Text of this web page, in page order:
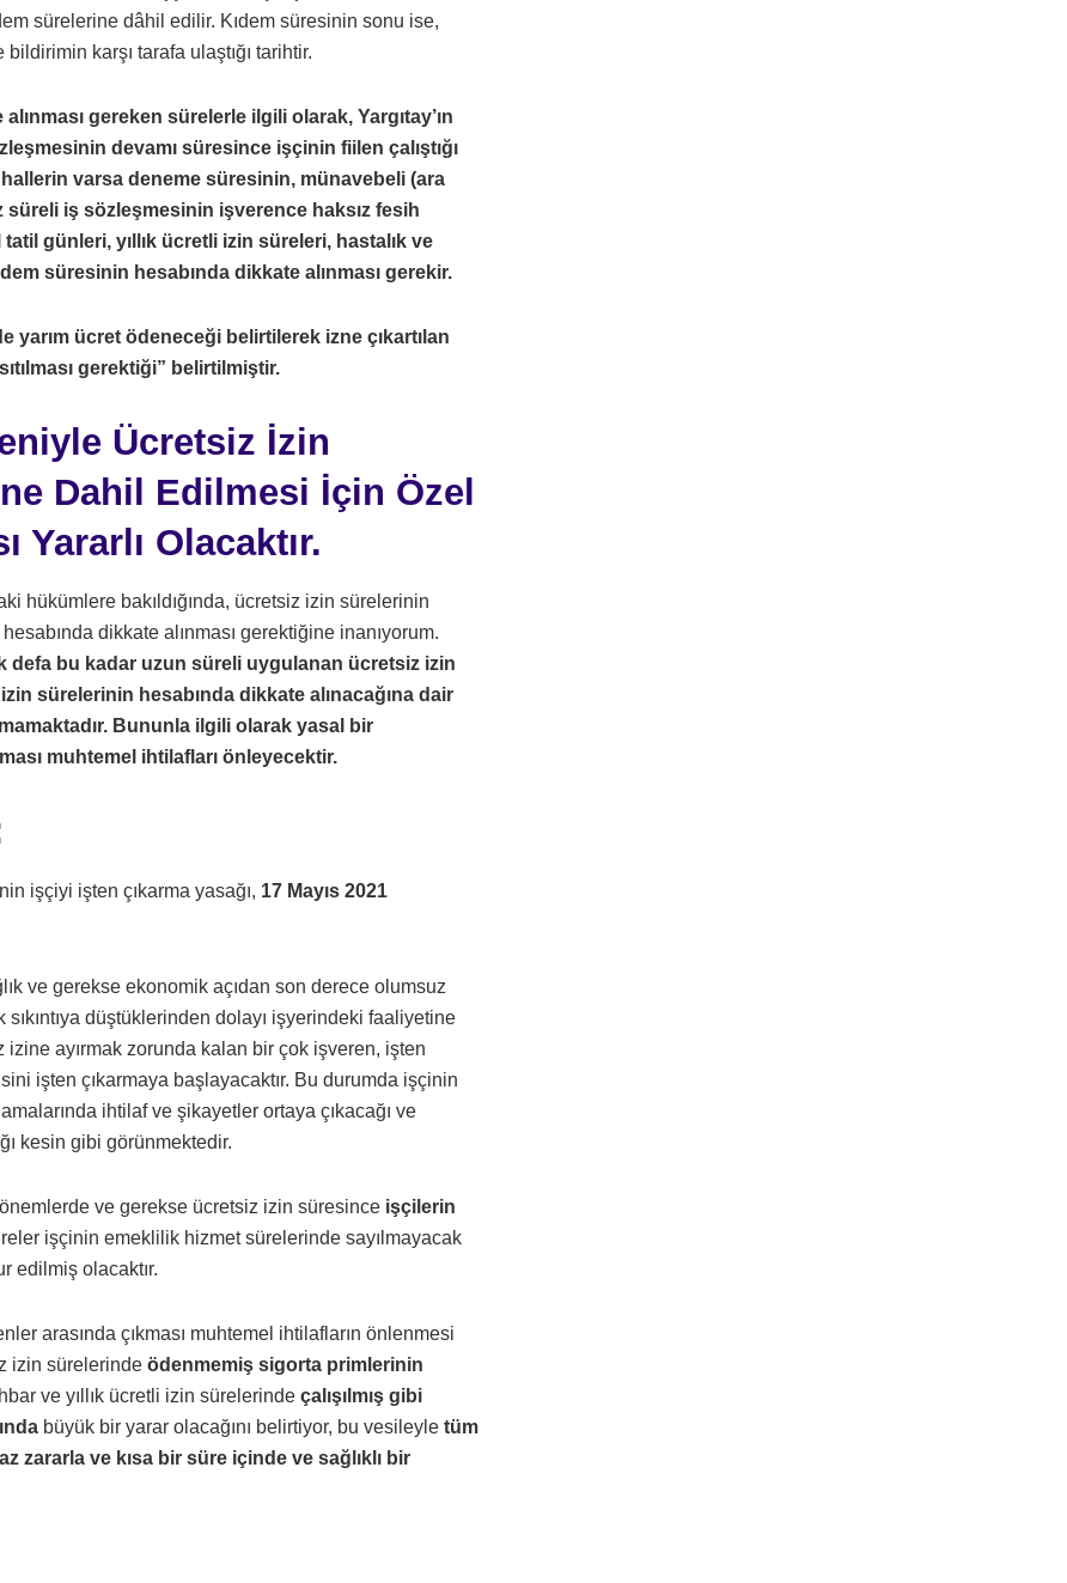
sürelerine dâhil edilir. Kıdem süresinin sonu ise,
karşı tarafa ulaştığı tarihtir.
gereken sürelerle ilgili olarak, Yargıtay’ın
devamı süresince işçinin fiilen çalıştığı
varsa deneme süresinin, münavebeli (ara
iş sözleşmesinin işverence haksız fesih
günleri, yıllık ücretli izin süreleri, hastalık ve
süresinin hesabında dikkate alınması gerekir.
yarım ücret ödeneceği belirtilerek izne çıkartılan
gerektiği” belirtilmiştir.
Ücretsiz İzin
Dahil Edilmesi İçin Özel
Yararlı Olacaktır.
hükümlere bakıldığında, ücretsiz izin sürelerinin
dikkate alınması gerektiğine inanıyorum.
defa bu kadar uzun süreli uygulanan ücretsiz izin
sürelerinin hesabında dikkate alınacağına dair
Bununla ilgili olarak yasal bir
muhtemel ihtilafları önleyecektir.
işçiyi işten çıkarma yasağı, 17 Mayıs 2021
ve gerekse ekonomik açıdan son derece olumsuz
düştüklerinden dolayı işyerindeki faaliyetine
ayırmak zorunda kalan bir çok işveren, işten
işten çıkarmaya başlayacaktır. Bu durumda işçinin
ihtilaf ve şikayetler ortaya çıkacağı ve
kesin gibi görünmektedir.
ve gerekse ücretsiz izin süresince işçilerin
işçinin emeklilik hizmet sürelerinde sayılmayacak
edilmiş olacaktır.
arasında çıkması muhtemel ihtilafların önlenmesi
izin sürelerinde ödenmemiş sigorta primlerinin
ve yıllık ücretli izin sürelerinde çalışılmış gibi
büyük bir yarar olacağını belirtiyor, bu vesileyle tüm
zararla ve kısa bir süre içinde ve sağlıklı bir